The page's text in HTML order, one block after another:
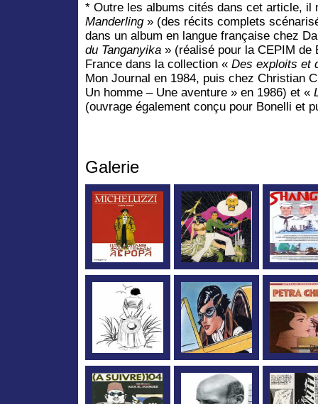
* Outre les albums cités dans cet article, il
Manderling» (des récits complets
dans un album en langue française chez
du Tanganyika » (réalisé pour la CEPIM de
France dans la collection « Des exploits et
Mon Journal en 1984, puis chez Christian
Un homme – Une aventure » en 1986) et «
(ouvrage également conçu pour Bonelli et
Galerie